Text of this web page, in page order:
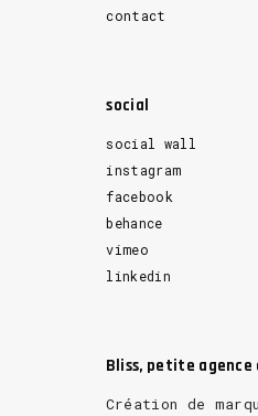
contact
social
social wall
instagram
facebook
behance
vimeo
linkedin
Bliss, petite
Création de